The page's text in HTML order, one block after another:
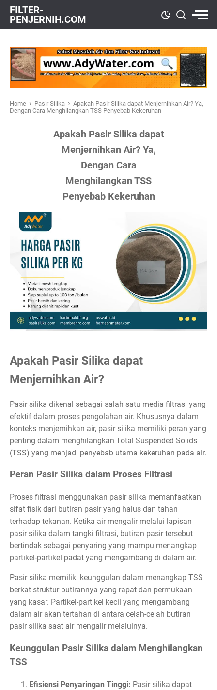
FILTER-
PENJERNIH.COM
Home › Pasir Silika › Apakah Pasir Silika dapat Menjernihkan Air? Ya,
Dengan Cara Menghilangkan TSS Penyebab Kekeruhan
Apakah Pasir Silika dapat
Menjernihkan Air? Ya,
Dengan Cara
Menghilangkan TSS
Penyebab Kekeruhan
Apakah Pasir Silika dapat
Menjernihkan Air?
Pasir silika dikenal sebagai salah satu media filtrasi yang
efektif dalam proses pengolahan air. Khususnya dalam
konteks menjernihkan air, pasir silika memiliki peran yang
penting dalam menghilangkan Total Suspended Solids
(TSS) yang menjadi penyebab utama kekeruhan pada air.
Peran Pasir Silika dalam Proses Filtrasi
Proses filtrasi menggunakan pasir silika memanfaatkan
sifat fisik dari butiran pasir yang halus dan tahan
terhadap tekanan. Ketika air mengalir melalui lapisan
pasir silika dalam tangki filtrasi, butiran pasir tersebut
bertindak sebagai penyaring yang mampu menangkap
partikel-partikel padat yang mengambang di dalam air.
Pasir silika memiliki keunggulan dalam menangkap TSS
berkat struktur butirannya yang rapat dan permukaan
yang kasar. Partikel-partikel kecil yang mengambang
dalam air akan tertahan di antara celah-celah butiran
pasir silika saat air mengalir melaluinya.
Keunggulan Pasir Silika dalam Menghilangkan
TSS
Efisiensi Penyaringan Tinggi: Pasir silika dapat